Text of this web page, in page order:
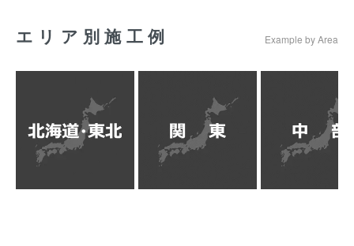
エリア別施工例 Example by Area